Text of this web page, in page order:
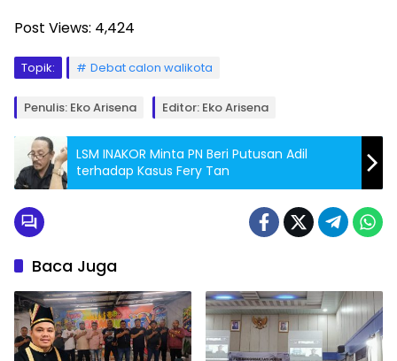
Post Views: 4,424
Topik: Debat calon walikota
Penulis: Eko Arisena Editor: Eko Arisena
LSM INAKOR Minta PN Beri Putusan Adil
terhadap Kasus Fery Tan
Baca Juga